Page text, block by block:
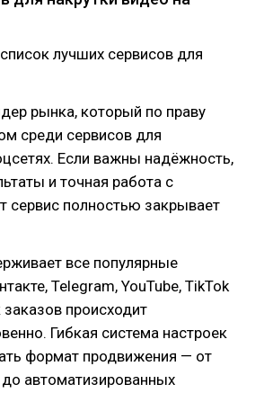
лучших сервисов для
рынка, который по праву
среди сервисов для
Если важны надёжность,
и точная работа с
сервис полностью закрывает
все популярные
Telegram, YouTube, TikTok
заказов происходит
Гибкая система настроек
формат продвижения — от
автоматизированных